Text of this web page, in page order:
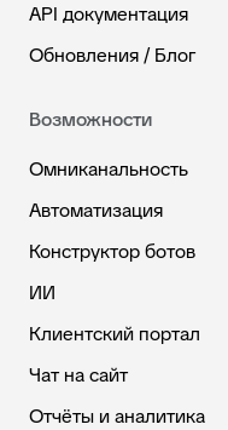
API документация
Обновления / Блог
Возможности
Омниканальность
Автоматизация
Конструктор ботов
ИИ
Клиентский портал
Чат на сайт
Отчёты и аналитика